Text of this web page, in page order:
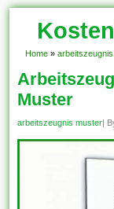
Home »
Muster
arbeitszeugnis muster|